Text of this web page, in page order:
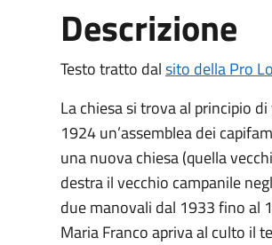
Descrizione
Testo tratto dalsito della Pro
La chiesa si trova al principio
1924 un’assemblea dei
una nuova chiesa (quella
destra il vecchio campanile
due manovali dal 1933 fino al
Maria Franco apriva al culto il